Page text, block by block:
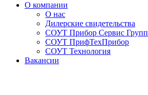
О компании
О нас
Дилерские свидетельства
СОУТ Прибор Сервис Групп
СОУТ ПрифТехПрибор
СОУТ Технология
Вакансии